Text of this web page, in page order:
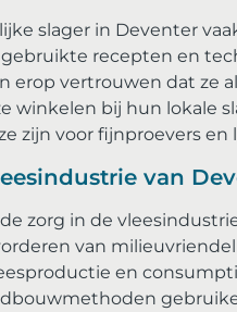
slager in Deventer
recepten en
erop vertrouwen dat ze
winkelen bij hun lokale
zijn voor fijnproevers
van
zorg in de
van
en